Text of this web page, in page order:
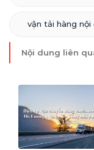
vận tải hàng nội
Nội dung liên